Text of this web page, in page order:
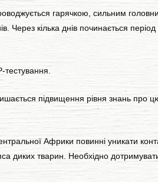
гарячкою, сильним
Через кілька днів починається
підвищення рівня знань про
Африки повинні уникати
диких тварин. Необхідно